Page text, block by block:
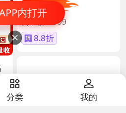
内打开

直降120
日常价￥999
8.8折
分类 我的